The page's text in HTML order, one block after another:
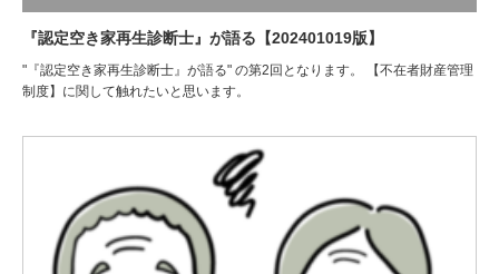
『認定空き家再生診断士』が語る【202401019版】
"『認定空き家再生診断士』が語る" の第2回となります。 【不在者財産管理
制度】に関して触れたいと思います。